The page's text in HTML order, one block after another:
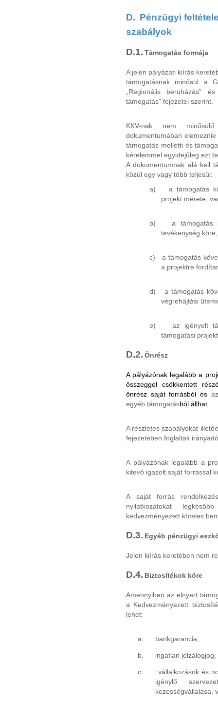
D. Pénzügyi
szabályok
D.1. Támogatás formája
A jelen pályázati kiírás
támogatásnak minősül a
„Regionális beruházás”
támogatás” fejezetei szerint.
KKV-nak nem minősülő
dokumentumában
támogatás melletti és
kérelemmel egyidejűleg ezt
A dokumentumnak alá kell
közül egy vagy több teljesül:
a)
a támogatás
projekt mérete,
b)
a támogatás
tevékenység
c)
a támogatás
a projektre
d)
a támogatás
végrehajtási
e)
az igényelt
támogatási
D.2. Önrész
A pályázónak legalább a
összeggel csökkentett
önrész saját forrásból és
egyéb támogatásból állhat.
A részletes szabályokat
fejezetében foglaltak
A pályázónak legalább a
kitevő igazolt saját forrással
A saját forrás
nyilatkozatokat
kedvezményezett köteles
D.3. Egyéb pénzügyi
Jelen kiírás keretében nem
D.4. Biztosítékok köre
Amennyiben az elnyert
a Kedvezményezett
lehet:
a. bankgarancia,
b. ingatlan
c.
vállalkozások és
igénylő
kezességvállalása,